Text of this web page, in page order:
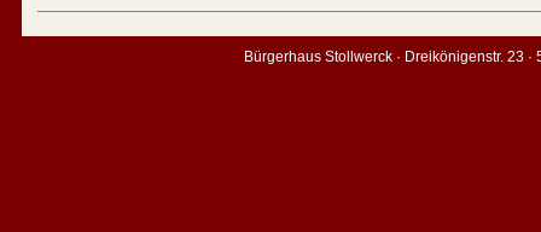
Bürgerhaus Stollwerck · Dreikönigenstr. 23